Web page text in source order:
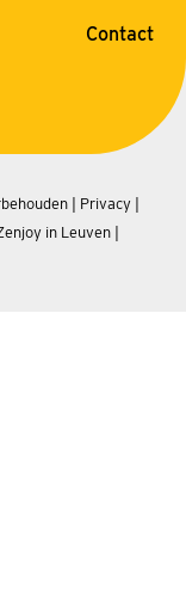
Contact
| Privacy
in Leuven